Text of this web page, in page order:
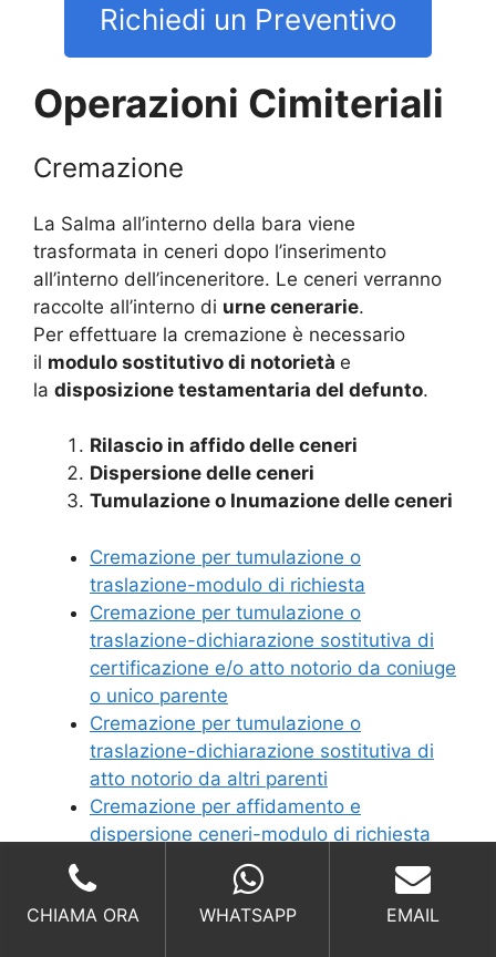
Richiedi un Preventivo
Operazioni Cimiteriali
Cremazione
La Salma all’interno della bara viene
trasformata in ceneri dopo l’inserimento
all’interno dell’inceneritore. Le ceneri verranno
raccolte all’interno di urne cenerarie.
Per effettuare la cremazione è necessario
il modulo sostitutivo di notorietà e
la disposizione testamentaria del defunto.
Rilascio in affido delle ceneri
Dispersione delle ceneri
Tumulazione o Inumazione delle ceneri
Cremazione per tumulazione o
traslazione-modulo di richiesta
Cremazione per tumulazione o
traslazione-dichiarazione sostitutiva di
certificazione e/o atto notorio da coniuge
o unico parente
Cremazione per tumulazione o
traslazione-dichiarazione sostitutiva di
atto notorio da altri parenti
Cremazione per affidamento e
dispersione ceneri-modulo di richiesta
Cremazione per affidamento e
dispersione ceneri- dichiarazione
sostitutiva di certificazione e/o atto
CHIAMA ORA WHATSAPP EMAIL